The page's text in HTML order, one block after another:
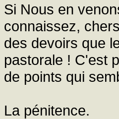
Si Nous en
connaissez,
des devoirs que
pastorale ! C'est
de points qui
La pénitence.